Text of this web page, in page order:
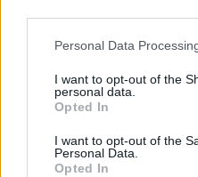
Please note that this
not limited to your visit or
grant or deny consent to
use your data for below
consent section.
Personal Data
I want to opt-out of the
personal data.
Opted In
I want to opt-out of the
Personal Data.
Opted In
Ισραηλινοί
τους με ορισμένα μέσα
μην περιμένει τόσο